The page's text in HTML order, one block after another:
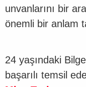
unvanlarını bir
önemli bir anlam
24 yaşındaki
başarılı temsil